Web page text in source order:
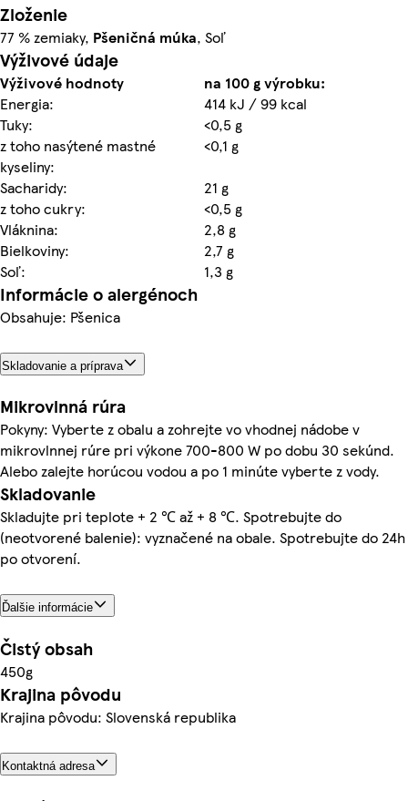
Zloženie
77 % zemiaky, Pšeničná múka, Soľ
Výživové údaje
Výživové hodnoty
na 100 g výrobku:
Energia:
414 kJ / 99 kcal
Tuky:
<0,5 g
z toho nasýtené mastné
kyseliny:
<0,1 g
Sacharidy:
21 g
z toho cukry:
<0,5 g
Vláknina:
2,8 g
Bielkoviny:
2,7 g
Soľ:
1,3 g
Informácie o alergénoch
Obsahuje: Pšenica
Skladovanie a príprava
Mikrovlnná rúra
Pokyny: Vyberte z obalu a zohrejte vo vhodnej nádobe v
mikrovlnnej rúre pri výkone 700-800 W po dobu 30 sekúnd.
Alebo zalejte horúcou vodou a po 1 minúte vyberte z vody.
Skladovanie
Skladujte pri teplote + 2 ℃ až + 8 ℃. Spotrebujte do
(neotvorené balenie): vyznačené na obale. Spotrebujte do 24h
po otvorení.
Ďalšie informácie
Čistý obsah
450g
Krajina pôvodu
Krajina pôvodu: Slovenská republika
Kontaktná adresa